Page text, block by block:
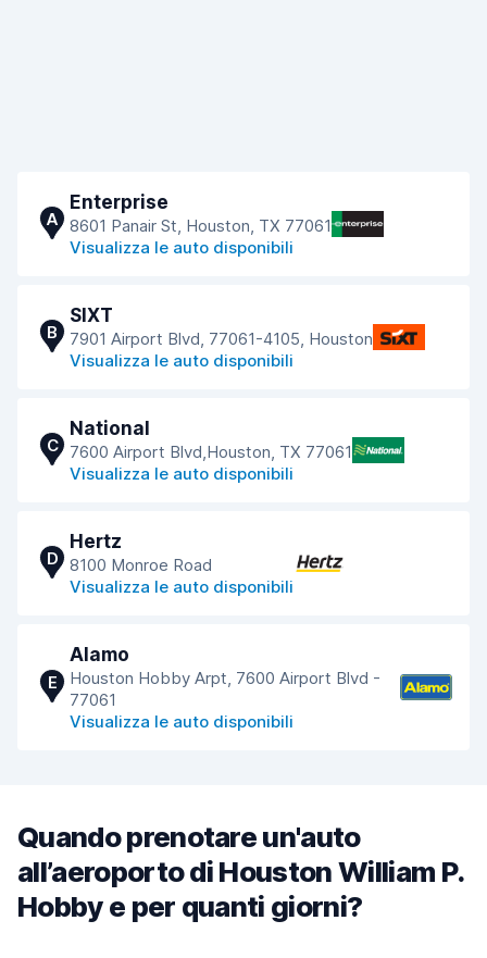
A
Enterprise
8601 Panair St, Houston, TX 77061
Visualizza le auto disponibili
B
SIXT
7901 Airport Blvd, 77061-4105, Houston
Visualizza le auto disponibili
C
National
7600 Airport Blvd,Houston, TX 77061
Visualizza le auto disponibili
D
Hertz
8100 Monroe Road
Visualizza le auto disponibili
E
Alamo
Houston Hobby Arpt, 7600 Airport Blvd -
77061
Visualizza le auto disponibili
Quando prenotare un'auto
all’aeroporto di Houston William P.
Hobby e per quanti giorni?